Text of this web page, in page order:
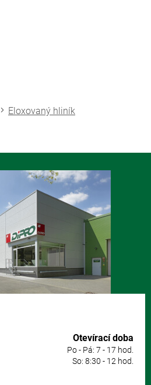
Eloxovaný hliník
Otevírací doba
Po - Pá: 7 - 17 hod.
So: 8:30 - 12 hod.